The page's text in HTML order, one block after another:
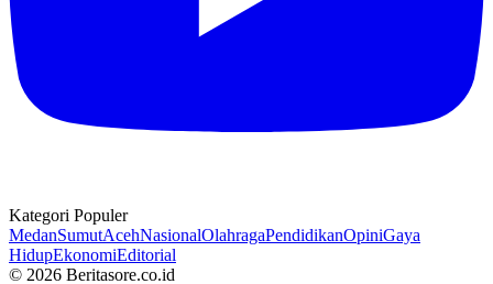
Kategori Populer
MedanSumutAcehNasionalOlahragaPendidikanOpiniGaya
HidupEkonomiEditorial
© 2026 Beritasore.co.id